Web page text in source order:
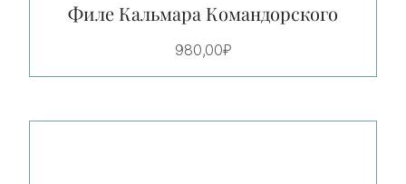
Филе Кальмара Командорского
980,00₽